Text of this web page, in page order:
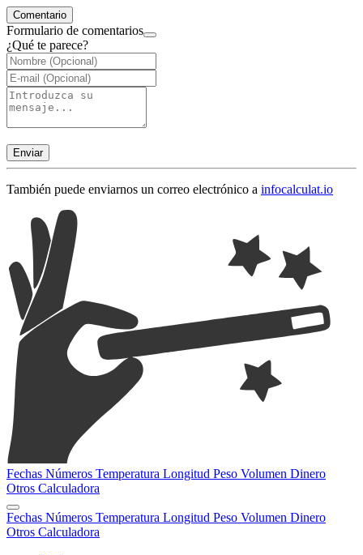
Comentario
Formulario de comentarios
¿Qué te parece?
Enviar
También puede enviarnos un correo electrónico a infocalculat.io
Fechas Números Temperatura Longitud Peso Volumen Dinero
Otros Calculadora
Fechas Números Temperatura Longitud Peso Volumen Dinero
Otros Calculadora